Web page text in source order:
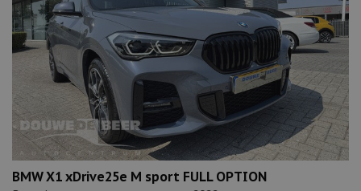
BMW X1 xDrive25e M sport FULL OPTION